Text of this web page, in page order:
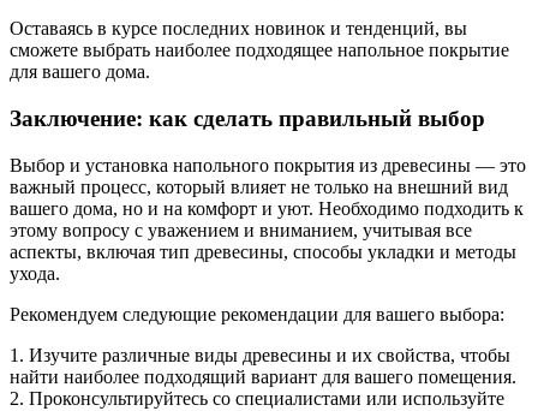
Оставаясь в курсе последних новинок и тенденций, вы
сможете выбрать наиболее подходящее напольное покрытие
для вашего дома.
Заключение: как сделать правильный выбор
Выбор и установка напольного покрытия из древесины — это
важный процесс, который влияет не только на внешний вид
вашего дома, но и на комфорт и уют. Необходимо подходить к
этому вопросу с уважением и вниманием, учитывая все
аспекты, включая тип древесины, способы укладки и методы
ухода.
Рекомендуем следующие рекомендации для вашего выбора:
1. Изучите различные виды древесины и их свойства, чтобы
найти наиболее подходящий вариант для вашего помещения.
2. Проконсультируйтесь со специалистами или используйте